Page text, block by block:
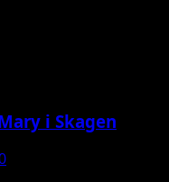
i Skagen